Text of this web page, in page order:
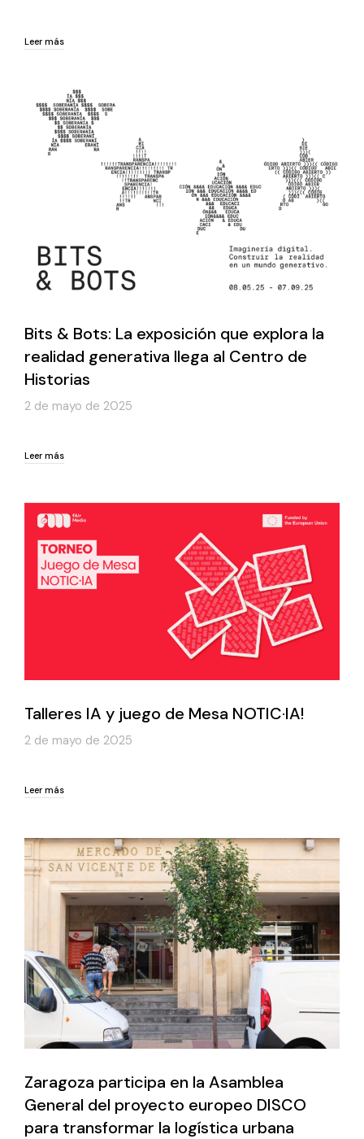
Leer más
Bits & Bots: La exposición que explora la
realidad generativa llega al Centro de
Historias
2 de mayo de 2025
Leer más
Talleres IA y juego de Mesa NOTIC·IA!
2 de mayo de 2025
Leer más
Zaragoza participa en la Asamblea
General del proyecto europeo DISCO
para transformar la logística urbana